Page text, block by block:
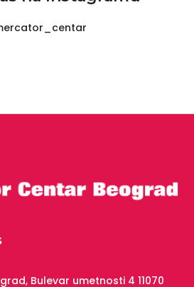
Bulevar umetnosti 4 11070